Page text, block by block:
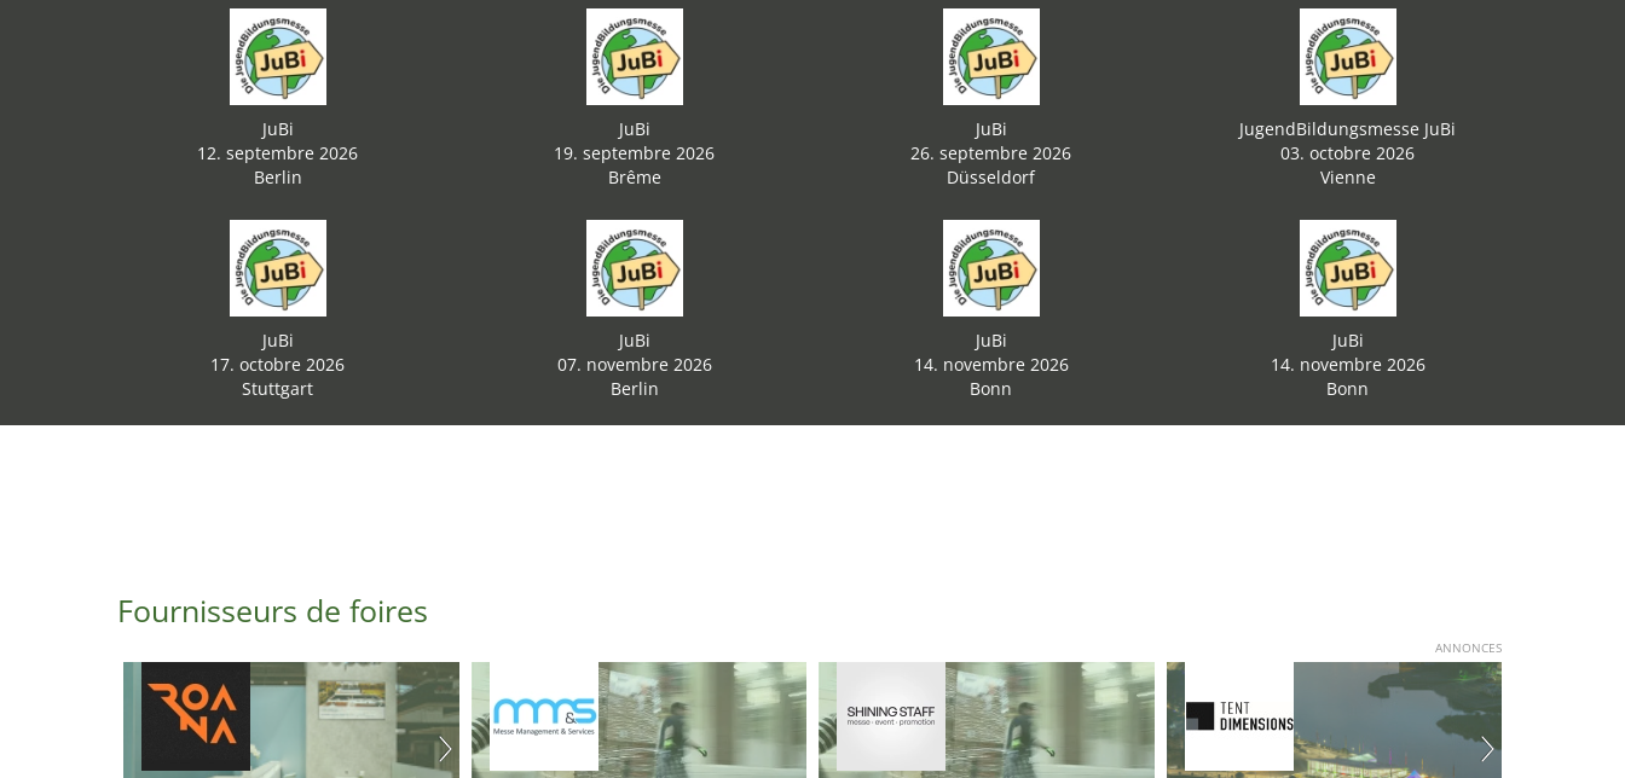
JuBi
12. septembre 2026
Berlin
JuBi
19. septembre 2026
Brême
JuBi
26. septembre 2026
Düsseldorf
JugendBildungsmesse JuBi
03. octobre 2026
Vienne
JuBi
17. octobre 2026
Stuttgart
JuBi
07. novembre 2026
Berlin
JuBi
14. novembre 2026
Bonn
JuBi
14. novembre 2026
Bonn
Fournisseurs de foires
ANNONCES